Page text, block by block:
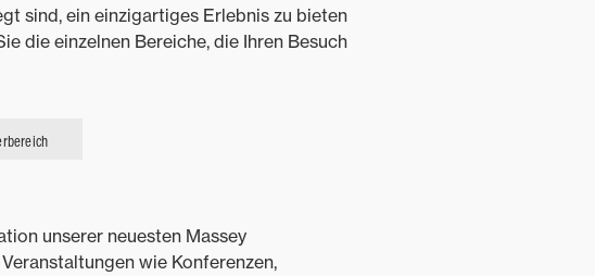
sind, ein einzigartiges Erlebnis zu bieten
die einzelnen Bereiche, die Ihren Besuch
unserer neuesten Massey
wie Konferenzen,